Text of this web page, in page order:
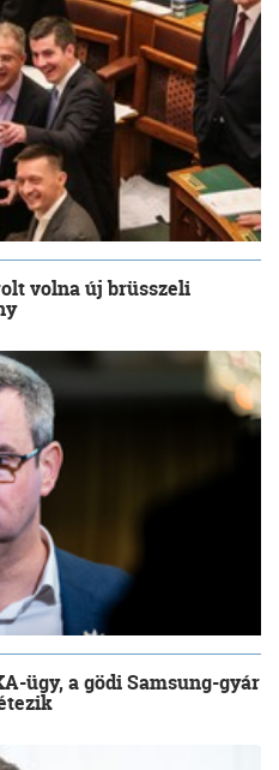
volna új brüsszeli
ügy, a gödi Samsung-gyár